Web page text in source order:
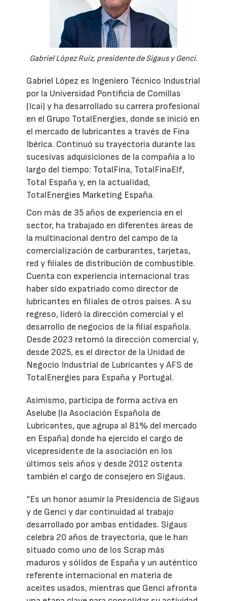
Gabriel López Ruiz, presidente de Sigaus y Genci.
Gabriel López es Ingeniero Técnico Industrial
por la Universidad Pontificia de Comillas
(Icai) y ha desarrollado su carrera profesional
en el Grupo TotalEnergies, donde se inició en
el mercado de lubricantes a través de Fina
Ibérica. Continuó su trayectoria durante las
sucesivas adquisiciones de la compañía a lo
largo del tiempo: TotalFina, TotalFinaElf,
Total España y, en la actualidad,
TotalEnergies Marketing España.
Con más de 35 años de experiencia en el
sector, ha trabajado en diferentes áreas de
la multinacional dentro del campo de la
comercialización de carburantes, tarjetas,
red y filiales de distribución de combustible.
Cuenta con experiencia internacional tras
haber sido expatriado como director de
lubricantes en filiales de otros países. A su
regreso, lideró la dirección comercial y el
desarrollo de negocios de la filial española.
Desde 2023 retomó la dirección comercial y,
desde 2025, es el director de la Unidad de
Negocio Industrial de Lubricantes y AFS de
TotalEnergies para España y Portugal.
Asimismo, participa de forma activa en
Aselube (la Asociación Española de
Lubricantes, que agrupa al 81% del mercado
en España) donde ha ejercido el cargo de
vicepresidente de la asociación en los
últimos seis años y desde 2012 ostenta
también el cargo de consejero en Sigaus.
“Es un honor asumir la Presidencia de Sigaus
y de Genci y dar continuidad al trabajo
desarrollado por ambas entidades. Sigaus
celebra 20 años de trayectoria, que le han
situado como uno de los Scrap más
maduros y sólidos de España y un auténtico
referente internacional en materia de
aceites usados, mientras que Genci afronta